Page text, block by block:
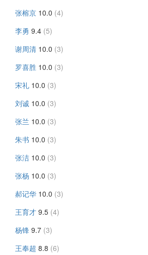
张榕京 10.0 (4)
李勇 9.4 (5)
谢周清 10.0 (3)
罗喜胜 10.0 (3)
宋礼 10.0 (3)
刘诚 10.0 (3)
张兰 10.0 (3)
朱书 10.0 (3)
张洁 10.0 (3)
张杨 10.0 (3)
郝记华 10.0 (3)
王育才 9.5 (4)
杨锋 9.7 (3)
王奉超 8.8 (6)